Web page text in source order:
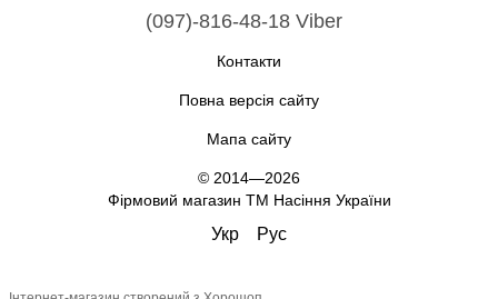
(097)-816-48-18 Viber
Контакти
Повна версія сайту
Мапа сайту
© 2014—2026
Фірмовий магазин ТМ Насіння України
Укр Рус